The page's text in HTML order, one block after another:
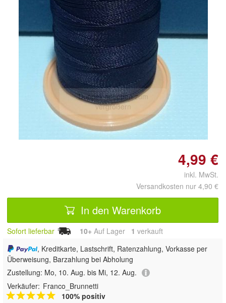
Doppelt antippen zum
vergrößern
4,99 €
inkl. MwSt.
Versandkosten nur 4,90 €
In den Warenkorb
Sofort lieferbar 10+ Auf Lager 1 verkauft
, Kreditkarte, Lastschrift, Ratenzahlung, Vorkasse per
Überweisung, Barzahlung bei Abholung
Zustellung: Mo, 10. Aug. bis Mi, 12. Aug.
Verkäufer: Franco_Brunnetti
100% positiv